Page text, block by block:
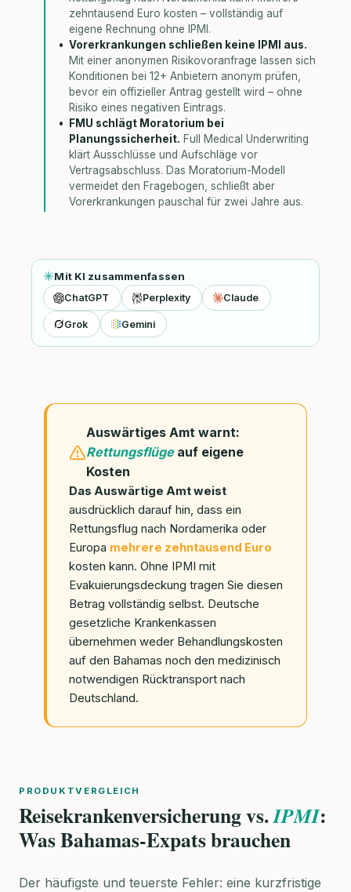
zehntausend Euro kosten – vollständig auf
eigene Rechnung ohne IPMI.
Vorerkrankungen schließen keine IPMI aus.
Mit einer anonymen Risikovoranfrage lassen sich
Konditionen bei 12+ Anbietern anonym prüfen,
bevor ein offizieller Antrag gestellt wird – ohne
Risiko eines negativen Eintrags.
FMU schlägt Moratorium bei
Planungssicherheit. Full Medical Underwriting
klärt Ausschlüsse und Aufschläge vor
Vertragsabschluss. Das Moratorium-Modell
vermeidet den Fragebogen, schließt aber
Vorerkrankungen pauschal für zwei Jahre aus.
Mit KI zusammenfassen
ChatGPT Perplexity Claude
Grok Gemini
Auswärtiges Amt warnt:
Rettungsflügeauf eigene
Kosten
Das Auswärtige Amt weist
ausdrücklich darauf hin, dass ein
Rettungsflug nach Nordamerika oder
Europa mehrere zehntausend Euro
kosten kann. Ohne IPMI mit
Evakuierungsdeckung tragen Sie diesen
Betrag vollständig selbst. Deutsche
gesetzliche Krankenkassen
übernehmen weder Behandlungskosten
auf den Bahamas noch den medizinisch
notwendigen Rücktransport nach
Deutschland.
PRODUKTVERGLEICH
Reisekrankenversicherung vs.IPMI:
Was Bahamas-Expats brauchen
Der häufigste und teuerste Fehler: eine kurzfristige